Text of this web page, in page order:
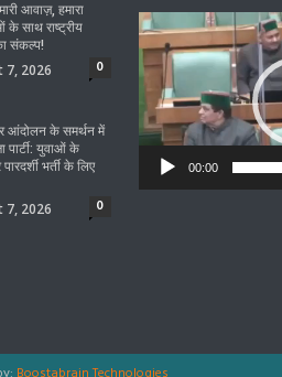
आवाज़, हमारा
के साथ राष्ट्रीय
का संकल्प!
7, 2026 0
आंदोलन के समर्थन में
पार्टी: युवाओं के
भर्ती के लिए
7, 2026 0
Video
Player
00:00